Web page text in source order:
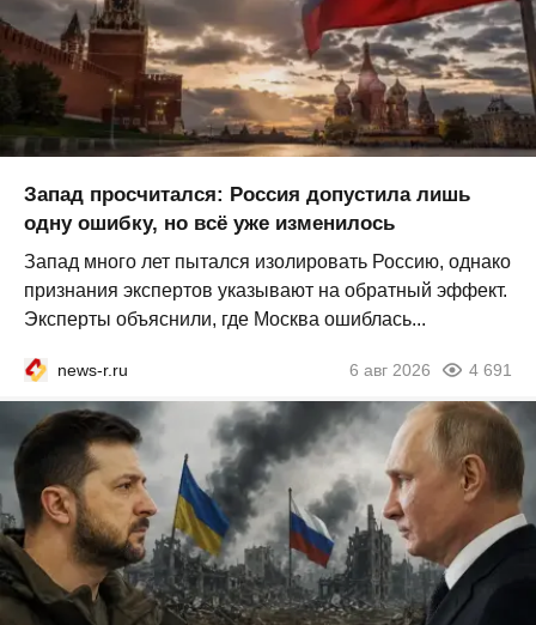
Запад просчитался: Россия допустила лишь
одну ошибку, но всё уже изменилось
Запад много лет пытался изолировать Россию, однако
признания экспертов указывают на обратный эффект.
Эксперты объяснили, где Москва ошиблась...
news-r.ru 6 авг 2026 4 691